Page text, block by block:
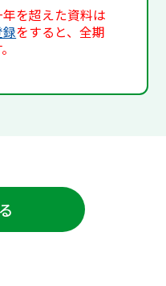
を超えた資料は
をすると、全期